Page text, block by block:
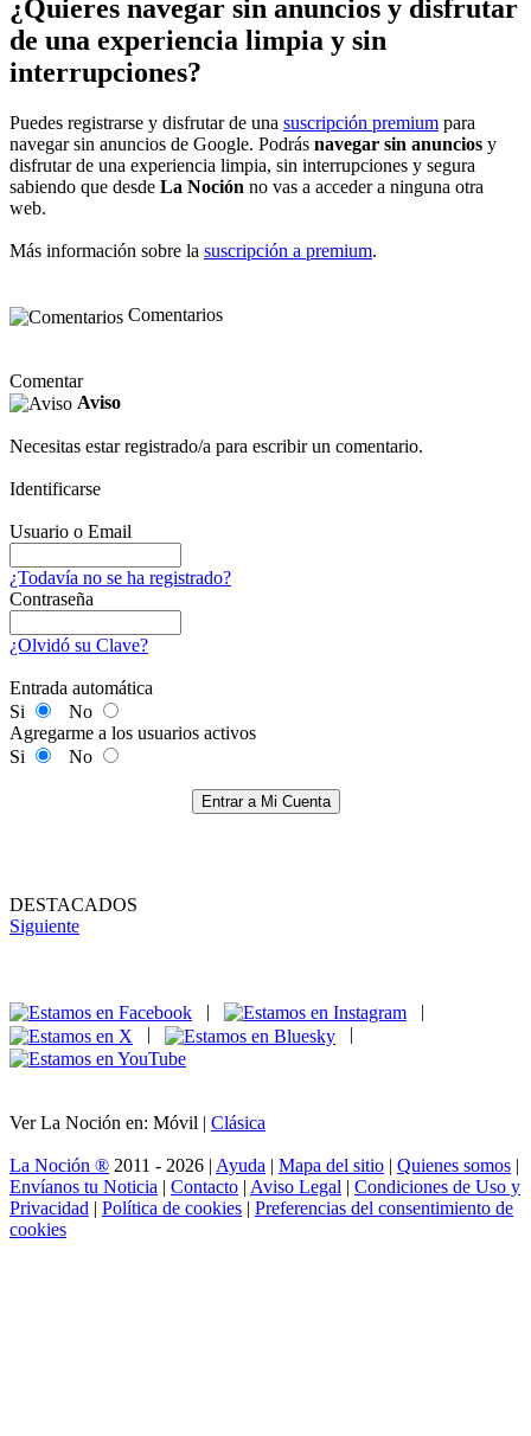
¿Quieres navegar sin anuncios y disfrutar
de una experiencia limpia y sin
interrupciones?
Puedes registrarse y disfrutar de una suscripción premium para
navegar sin anuncios de Google. Podrás navegar sin anuncios y
disfrutar de una experiencia limpia, sin interrupciones y segura
sabiendo que desde La Noción no vas a acceder a ninguna otra
web.
Más información sobre la suscripción a premium.
Comentarios
Comentar
Aviso
Necesitas estar registrado/a para escribir un comentario.
Identificarse
Usuario o Email
¿Todavía no se ha registrado?
Contraseña
¿Olvidó su Clave?
Entrada automática
Si
No
Agregarme a los usuarios activos
Si
No
Entrar a Mi Cuenta
DESTACADOS
Siguiente
|
|
|
|
Ver La Noción en: Móvil | Clásica
La Noción ® 2011 - 2026 | Ayuda | Mapa del sitio | Quienes somos |
Envíanos tu Noticia | Contacto | Aviso Legal | Condiciones de Uso y
Privacidad | Política de cookies | Preferencias del consentimiento de
cookies